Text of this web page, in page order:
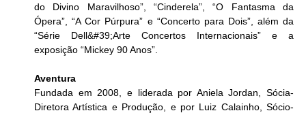
do Divino Maravilhoso”, “Cinderela”, “O Fantasma da
Ópera”, “A Cor Púrpura” e “Concerto para Dois”, além da
“Série Dell&#39;Arte Concertos Internacionais” e a
exposição “Mickey 90 Anos”.
Aventura
Fundada em 2008, e liderada por Aniela Jordan, Sócia-
Diretora Artística e Produção, e por Luiz Calainho, Sócio-